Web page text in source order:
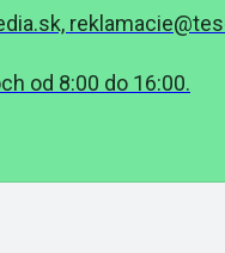
od 8:00 do 16:00.